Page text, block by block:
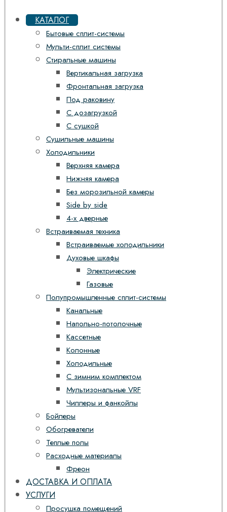
КАТАЛОГ
Бытовые сплит-системы
Мульти-сплит системы
Стиральные машины
Вертикальная загрузка
Фронтальная загрузка
Под раковину
С дозагрузкой
С сушкой
Сушильные машины
Холодильники
Верхняя камера
Нижняя камера
Без морозильной камеры
Side by side
4-х дверные
Встраиваемая техника
Встраиваемые холодильники
Духовые шкафы
Электрические
Газовые
Полупромышленные сплит-системы
Канальные
Напольно-потолочные
Кассетные
Колонные
Холодильные
С зимним комплектом
Мультизональные VRF
Чиллеры и фанкойлы
Бойлеры
Обогреватели
Теплые полы
Расходные материалы
Фреон
ДОСТАВКА И ОПЛАТА
УСЛУГИ
Просушка помещений